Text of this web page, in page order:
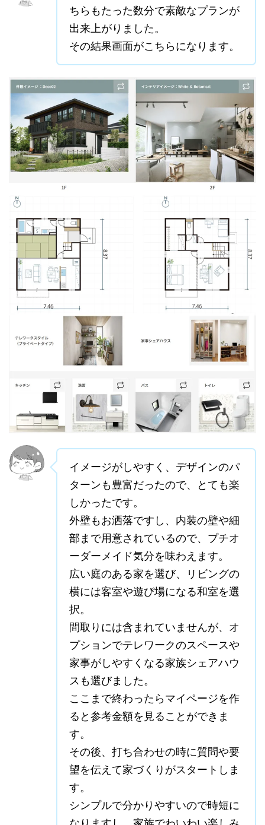
ちらもたった数分で素敵なプランが
出来上がりました。
その結果画面がこちらになります。
イメージがしやすく、デザインのパ
ターンも豊富だったので、とても楽
しかったです。
外壁もお洒落ですし、内装の壁や細
部まで用意されているので、プチオ
ーダーメイド気分を味わえます。
広い庭のある家を選び、リビングの
横には客室や遊び場になる和室を選
択。
間取りには含まれていませんが、オ
プションでテレワークのスペースや
家事がしやすくなる家族シェアハウ
スも選びました。
ここまで終わったらマイページを作
ると参考金額を見ることができま
す。
その後、打ち合わせの時に質問や要
望を伝えて家づくりがスタートしま
す。
シンプルで分かりやすいので時短に